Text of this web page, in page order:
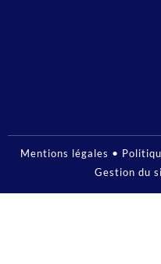
Mentions légales •
Gestion du